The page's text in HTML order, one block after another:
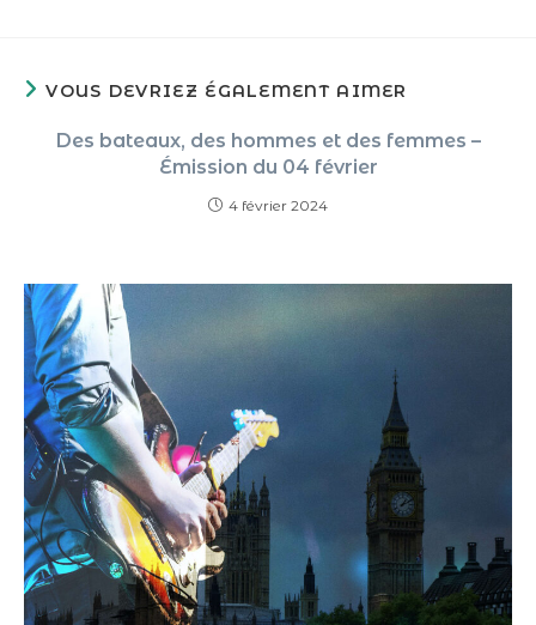
VOUS DEVRIEZ ÉGALEMENT AIMER
Des bateaux, des hommes et des femmes –
Émission du 04 février
4 février 2024